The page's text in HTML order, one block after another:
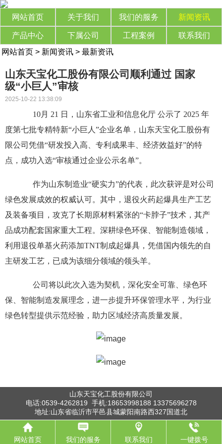
网站首页 关于我们 我们的服务 新闻资讯
产品中心 下属公司 工程案例
联系我们
网站首页 > 新闻资讯 > 最新资讯
山东天宝化工股份有限公司顺利通过 国家
级“小巨人”审核
2025-10-22 13:38:09
10月 21 日，山东省工业和信息化厅 公示了 2025 年
度第七批专精特新“小巨人”企业名单，山东天宝化工股份有
限公司凭借“研发投入高、专利成果丰、经济效益好”的特
点，成功入选“审核通过企业公示名单”。
作为山东制造业“硬实力”的代表，此次获评是对公司
绿色发展成效的权威认可。其中，退役火药起爆具生产工艺
及装备项目，攻克了长期原材料紧张的“卡脖子”技术，其产
品成功配套国家重大工程。深耕绿色环保、智能制造领域，
利用退役单基火药添加TNT制成起爆具，凭借国内领先的自
主研发工艺，已成为该细分领域的领头羊。
公司将以此次入选为契机，深化安全可靠、绿色环
保、智能制造发展理念，进一步提升环保管理水平，为行业
绿色转型提供示范经验，助力区域经济高质量发展。
山东天宝化工股份有限公司
电话:0539-4262819 手机:18653998188 13375696278
地址:山东省临沂市平邑县城蒙阳南路西327国道北
网站首页 我们的服务 联系我们 一键拨号